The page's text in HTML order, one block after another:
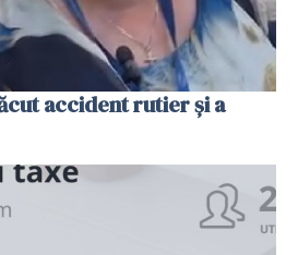
accident rutier și a